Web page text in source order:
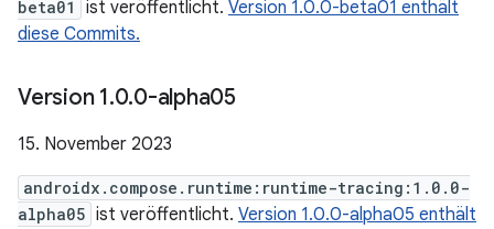
beta01
ist veröffentlicht. Version 1.0.0-beta01 enthält
diese Commits.
Version 1.0.0-alpha05
15. November 2023
androidx.compose.runtime:runtime-tracing:1.0.0-
alpha05 ist veröffentlicht. Version 1.0.0-alpha05 enthält